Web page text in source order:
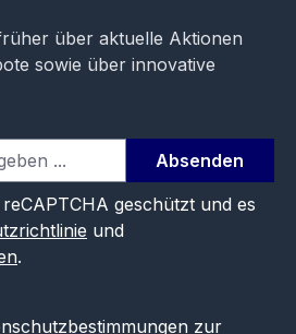
über aktuelle Aktionen
sowie über innovative
Absenden
geschützt und es
und
.
zur